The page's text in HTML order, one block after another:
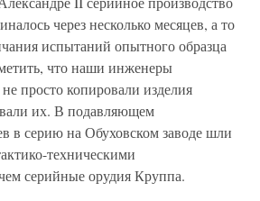
через несколько месяцев, а то
испытаний опытного образца
что наши инженеры
просто копировали изделия
их. В подавляющем
в серию на Обуховском заводе шли
техническими
серийные орудия Круппа.